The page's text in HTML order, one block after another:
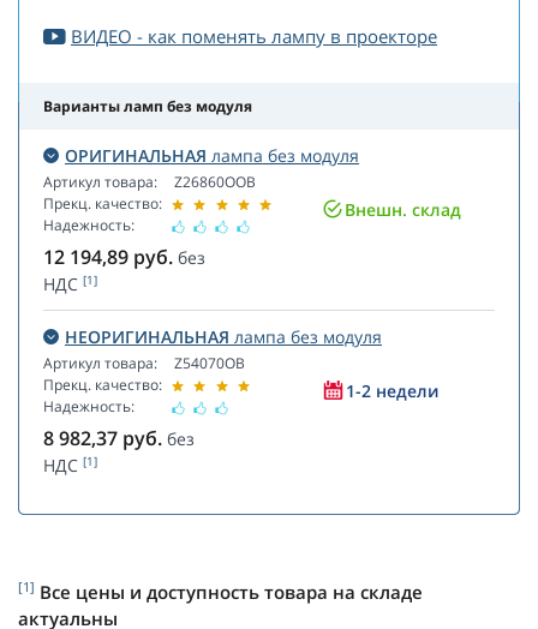
ВИДЕО - как поменять лампу в проекторе
Варианты ламп без модуля
ОРИГИНАЛЬНАЯ лампа без модуля
Артикул товара:
Прекц. качество:
Надежность:
Z26860OOB
Внешн. склад
12 194,89 руб. без
НДС [1]
НЕОРИГИНАЛЬНАЯ лампа без модуля
Артикул товара:
Прекц. качество:
Надежность:
Z54070OB
1-2 недели
8 982,37 руб. без
НДС [1]
[1] Все цены и доступность товара на складе
актуальны